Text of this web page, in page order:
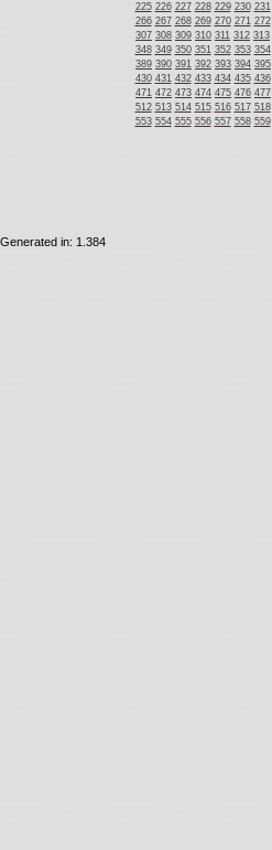
225 226 227 228 229 230 231
266 267 268 269 270 271 272
307 308 309 310 311 312 313
348 349 350 351 352 353 354
389 390 391 392 393 394 395
430 431 432 433 434 435 436
471 472 473 474 475 476 477
512 513 514 515 516 517 518
553 554 555 556 557 558 559
Generated in: 1.384